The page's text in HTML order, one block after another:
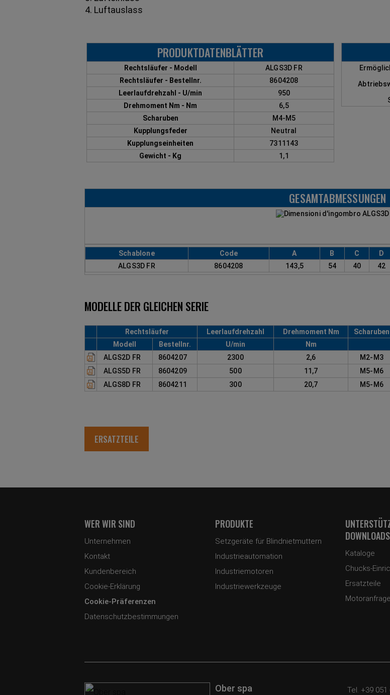
4. Luftauslass
PRODUKTDATENBLÄTTER
Rechtsläufer - Modell
ALGS3D FR
Rechtsläufer - Bestellnr.
8604208
Leerlaufdrehzahl - U/min
950
Drehmoment Nm - Nm
6,5
Scharuben
M4-M5
Kupplungsfeder
Neutral
Kupplungseinheiten
7311143
Gewicht - Kg
1,1
GESAMTABMESSUNGEN
Schablone Code A B C D
ALGS3D FR
8604208 143,5 54 40 42
MODELLE DER GLEICHEN SERIE
Rechtsläufer Leerlaufdrehzahl Drehmoment Nm Scharuben
Modell
Bestellnr. U/min Nm
ALGS2D FR
8604207 2300 2,6 M2-M3
ALGS5D FR
8604209 500 11,7 M5-M6
ALGS8D FR
8604211 300 20,7 M5-M6
ERSATZTEILE
WER WIR SIND
Unternehmen
Kontakt
Kundenbereich
Cookie-Erklärung
Cookie-Präferenzen
Datenschutzbestimmungen
PRODUKTE
Setzgeräte für Blindnietmuttern
Industrieautomation
Industriemotoren
Industriewerkzeuge
DOWNLOADS
Kataloge
Chucks-
Ersatzteile
Ober spa
Tel. +39 051